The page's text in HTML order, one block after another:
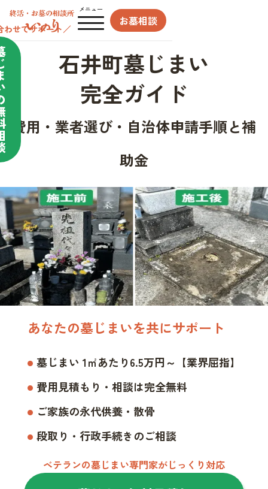
メニュー
お墓相談
わせてサポート／
石井町墓じまい
完全ガイド
費用・業者選び・自治体申請手順と補
助金
あなたの墓じまいを共にサポート
墓じまい 1㎡あたり6.5万円～【業界屈指】
費用見積もり・相談は完全無料
ご家族の永代供養・散骨
段取り・行政手続きのご相談
ベテランの墓じまい専門家がじっくり対応